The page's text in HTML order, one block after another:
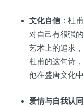
文化自信 ：杜
对自己有很强
艺术上的追求
杜甫的这句诗
他在盛唐文化
爱情与自我认同